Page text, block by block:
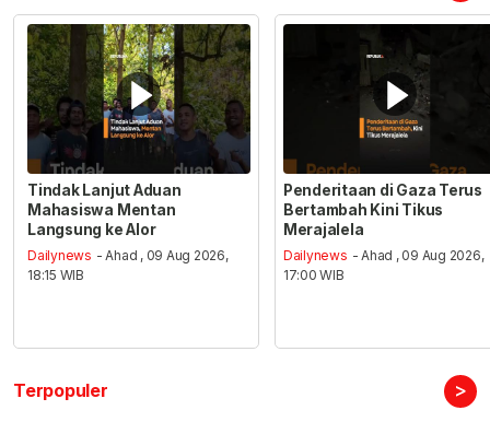
Tindak Lanjut Aduan
Mahasiswa Mentan
Langsung ke Alor
Dailynews - Ahad , 09 Aug 2026,
18:15 WIB
Penderitaan di Gaza Terus
Bertambah Kini Tikus
Merajalela
Dailynews - Ahad , 09 Aug 2026,
17:00 WIB
Terpopuler >